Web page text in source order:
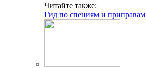
Читайте также:
Гид по специям и приправам